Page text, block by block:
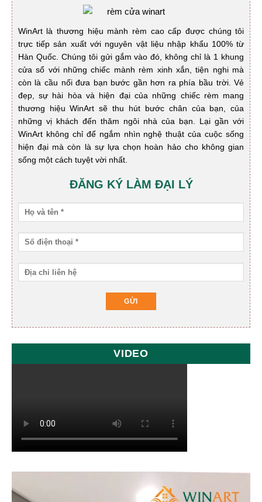
WinArt là thương hiệu mành rèm cao cấp được chúng tôi
trực tiếp sản xuất với nguyên vật liệu nhập khẩu 100% từ
Hàn Quốc. Chúng tôi gửi gắm vào đó, không chỉ là 1 khung
cửa sổ với những chiếc mành rèm xinh xắn, tiện nghi mà
còn là cầu nối đưa bạn bước gần hơn ra phía bầu trời. Vẻ
đẹp, sự hài hòa và hiện đại của những chiếc rèm mang
thương hiệu WinArt sẽ thu hút bước chân của bạn, của
những vị khách đến thăm ngôi nhà của bạn. Lại gần với
WinArt không chỉ để ngắm nhìn nghệ thuật của cuộc sống
hiện đại mà còn là sự lựa chọn hoàn hảo cho không gian
sống một cách tuyệt vời nhất.
ĐĂNG KÝ LÀM ĐẠI LÝ
VIDEO